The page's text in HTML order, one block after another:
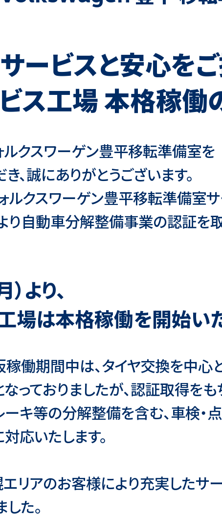
ービスと安心を
ス工場 本格稼働
ルクスワーゲン豊平移転準備室を
、誠にありがとうございます。
ルクスワーゲン豊平移転準備室
り自動車分解整備事業の認証を取
）より、
場は本格稼働を開始いた
稼働期間中は、タイヤ交換を中心
っておりましたが、認証取得をも
ーキ等の分解整備を含む、車検
応いたします。
リアのお客様により充実したサ
た。